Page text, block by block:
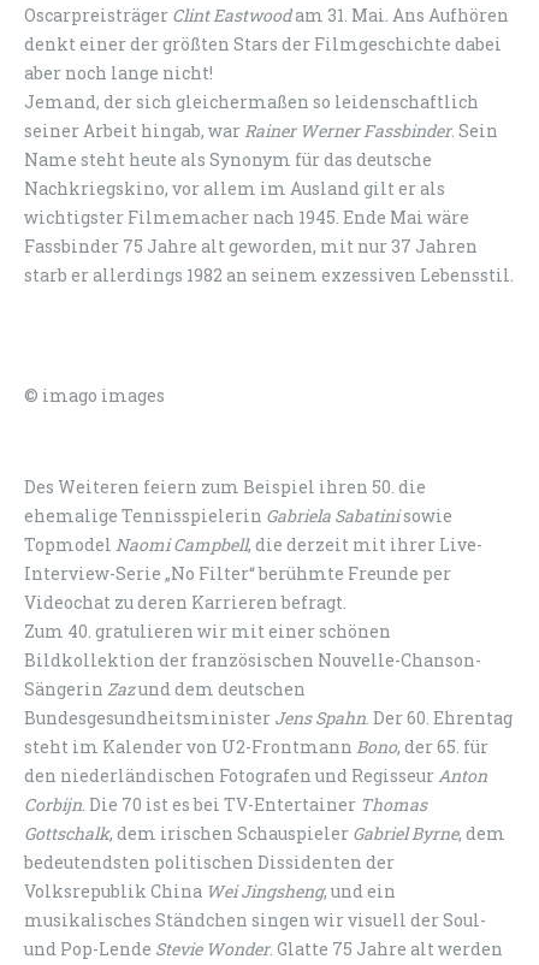
Oscarpreisträger Clint Eastwoodam 31. Mai. Ans Aufhören
denkt einer der größten Stars der Filmgeschichte dabei
aber noch lange nicht!
Jemand, der sich gleichermaßen so leidenschaftlich
seiner Arbeit hingab, warRainer Werner Fassbinder. Sein
Name steht heute als Synonym für das deutsche
Nachkriegskino, vor allem im Ausland gilt er als
wichtigster Filmemacher nach 1945. Ende Mai wäre
Fassbinder 75 Jahre alt geworden, mit nur 37 Jahren
starb er allerdings 1982 an seinem exzessiven Lebensstil.
© imago images
Des Weiteren feiern zum Beispiel ihren 50. die
ehemalige Tennisspielerin Gabriela Sabatinisowie
Topmodel Naomi Campbell, die derzeit mit ihrer Live-
Interview-Serie „No Filter“ berühmte Freunde per
Videochat zu deren Karrieren befragt.
Zum 40. gratulieren wir mit einer schönen
Bildkollektion der französischen Nouvelle-Chanson-
Sängerin Zazund dem deutschen
Bundesgesundheitsminister Jens Spahn. Der 60. Ehrentag
steht im Kalender von U2-Frontmann Bono, der 65. für
den niederländischen Fotografen und RegisseurAnton
Corbijn. Die 70 ist es bei TV-Entertainer Thomas
Gottschalk, dem irischen Schauspieler Gabriel Byrne, dem
bedeutendsten politischen Dissidenten der
Volksrepublik China Wei Jingsheng, und ein
musikalisches Ständchen singen wir visuell der Soul-
und Pop-Lende Stevie Wonder. Glatte 75 Jahre alt werden